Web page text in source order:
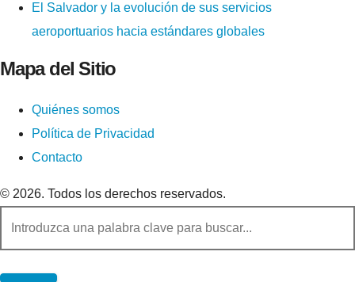
El Salvador y la evolución de sus servicios
aeroportuarios hacia estándares globales
Mapa del Sitio
Quiénes somos
Política de Privacidad
Contacto
© 2026. Todos los derechos reservados.